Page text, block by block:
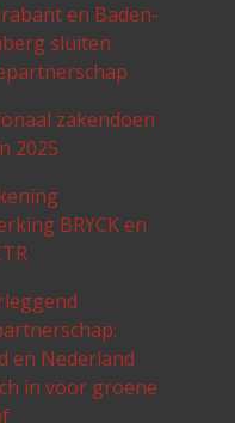
en Baden-
sluiten
zakendoen
2025
BRYCK en
en Nederland
in voor groene